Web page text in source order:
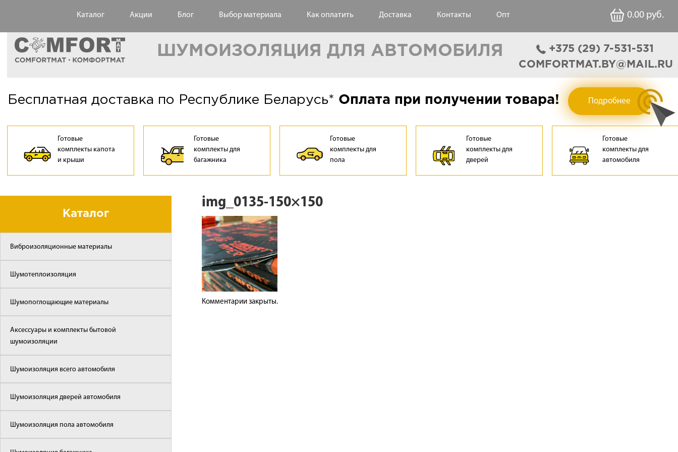
Каталог Акции Блог Выбор материала Как оплатить Доставка Контакты Опт 0.00 руб.
ШУМОИЗОЛЯЦИЯ ДЛЯ АВТОМОБИЛЯ
‎+375 (29) 7-531-531
COMFORTMAT.BY@MAIL.RU
Бесплатная доставка по Республике Беларусь* Оплата при получении товара! Подробнее
Готовые
комплекты капота
и крыши
Готовые
комплекты для
багажника
Готовые
комплекты для
пола
Готовые
комплекты для
дверей
Готовые
комплекты для
автомобиля
Каталог
Виброизоляционные материалы
Шумотеплоизоляция
Шумопоглощающие материалы
Аксессуары и комплекты бытовой
шумоизоляции
Шумоизоляция всего автомобиля
Шумоизоляция дверей автомобиля
Шумоизоляция пола автомобиля
img_0135-150×150
Комментарии закрыты.